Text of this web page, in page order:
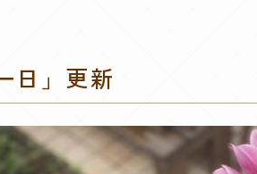
日」更新